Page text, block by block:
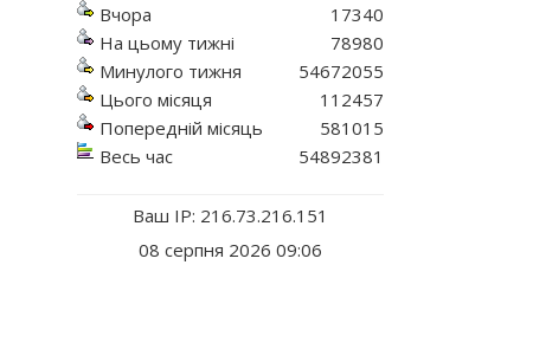
Вчора
На цьому тижні
Минулого тижня
Цього місяця
Попередній місяць
Весь час
17340
78980
54672055
112457
581015
54892381
Ваш IP: 216.73.216.151
08 серпня 2026 09:06